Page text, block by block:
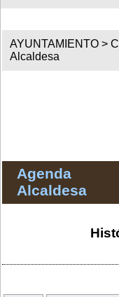
AYUNTAMIENTO >
Alcaldesa
Agenda
Alcaldesa